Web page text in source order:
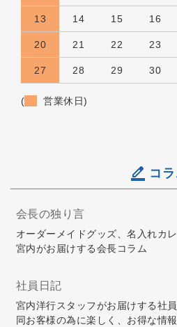
13 14 15 16
20 21 22 23
27 28 29 30
( 営業休日)
コ
会長の独り言
オーダーメイドグッズ、名入れカ
宮内がお届けする会長コラム
社員日記
宮内洋行スタッフがお届けする社
同お客様の為に楽しく、お得な情